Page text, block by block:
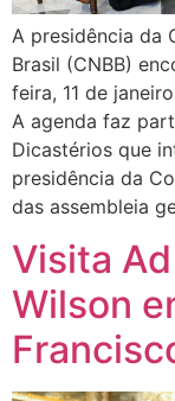
A presidência da
Brasil (CNBB)
feira, 11 de
A agenda faz
Dicastérios que
presidência da
das assembleia
Visita
Wilson